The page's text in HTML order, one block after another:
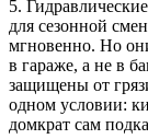
5.
для сезонной
мгновенно. Но
в гараже, а не в
защищены от
одном условии:
домкрат сам